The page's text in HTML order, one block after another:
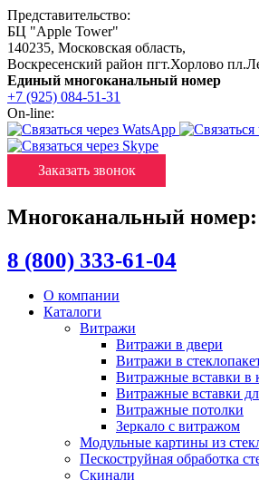
Представительство:
БЦ "Apple Tower"
140235, Московская область,
Воскресенский район пгт.Хорлово
Единый многоканальный номер
+7 (925) 084-51-31
On-line:
Заказать звонок
Многоканальный номер:
8 (800) 333-61-04
О компании
Каталоги
Витражи
Витражи в двери
Витражи в
Витражные вставки в
Витражные вставки
Витражные потолки
Зеркало с витражом
Модульные картины из
Пескоструйная обработка
Скинали